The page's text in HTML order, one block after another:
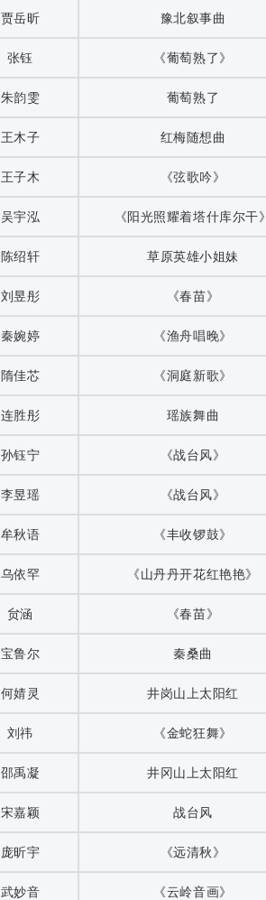
贾岳昕 豫北叙事曲
张钰 《葡萄熟了》
朱韵雯 葡萄熟了
王木子 红梅随想曲
王子木 《弦歌吟》
吴宇泓 《阳光照耀着塔什库尔干》
陈绍轩 草原英雄小姐妹
刘昱彤 《春苗》
秦婉婷 《渔舟唱晚》
隋佳芯 《洞庭新歌》
连胜彤 瑶族舞曲
孙钰宁 《战台风》
李昱瑶 《战台风》
牟秋语 《丰收锣鼓》
乌依罕 《山丹丹开花红艳艳》
贠涵 《春苗》
宝鲁尔 秦桑曲
何婧灵 井岗山上太阳红
刘祎 《金蛇狂舞》
邵禹凝 井冈山上太阳红
宋嘉颖 战台风
庞昕宇 《远清秋》
武妙音 《云岭音画》